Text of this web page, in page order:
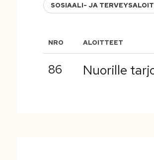
SOSIAALI- JA
NRO ALOITTEET
86 Nuorille